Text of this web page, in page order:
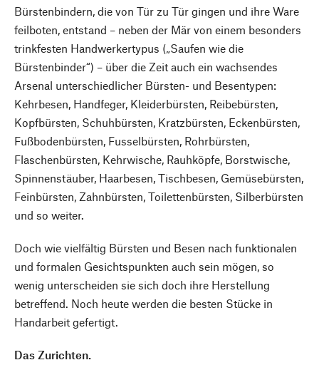
Bürstenbindern, die von Tür zu Tür gingen und ihre Ware
feilboten, entstand – neben der Mär von einem besonders
trinkfesten Handwerkertypus („Saufen wie die
Bürstenbinder“) – über die Zeit auch ein wachsendes
Arsenal unterschiedlicher Bürsten- und Besentypen:
Kehrbesen, Handfeger, Kleiderbürsten, Reibebürsten,
Kopfbürsten, Schuhbürsten, Kratzbürsten, Eckenbürsten,
Fußbodenbürsten, Fusselbürsten, Rohrbürsten,
Flaschenbürsten, Kehrwische, Rauhköpfe, Borstwische,
Spinnenstäuber, Haarbesen, Tischbesen, Gemüsebürsten,
Feinbürsten, Zahnbürsten, Toilettenbürsten, Silberbürsten
und so weiter.
Doch wie vielfältig Bürsten und Besen nach funktionalen
und formalen Gesichtspunkten auch sein mögen, so
wenig unterscheiden sie sich doch ihre Herstellung
betreffend. Noch heute werden die besten Stücke in
Handarbeit gefertigt.
Das Zurichten.